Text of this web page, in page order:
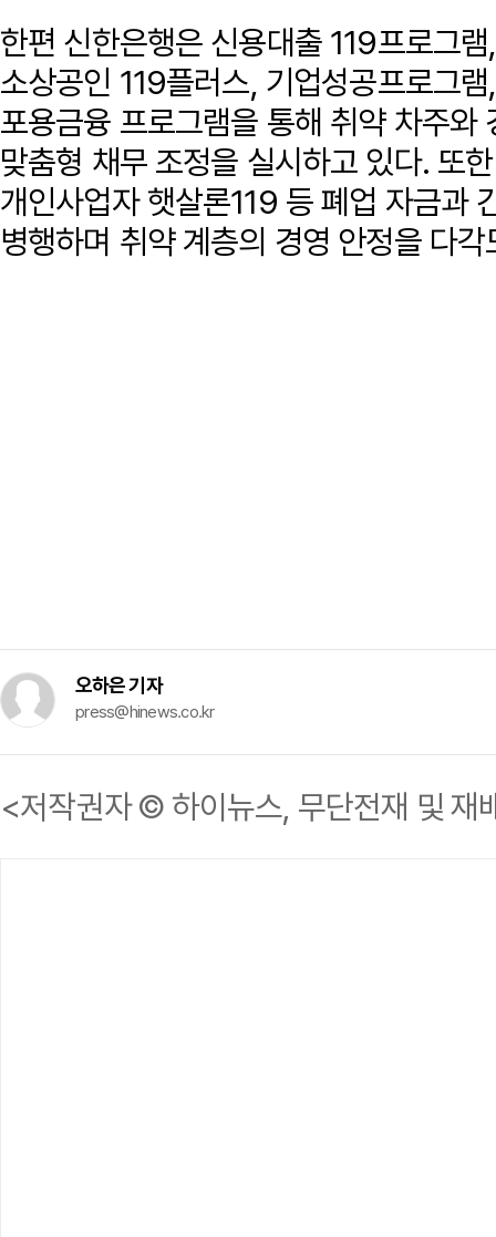
한편 신한은행은 신용대출 119프로그
소상공인 119플러스, 기업성공프로그
포용금융 프로그램을 통해 취약 차주와
맞춤형 채무 조정을 실시하고 있다. 또
개인사업자 햇살론119 등 폐업 자금과
병행하며 취약 계층의 경영 안정을 다
오하은 기자
press@hinews.co.kr
<저작권자 © 하이뉴스, 무단전재 및 재